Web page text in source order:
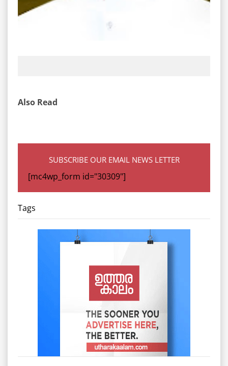
Also Read
SUBSCRIBE OUR EMAIL NEWS LETTER
[mc4wp_form id="30309"]
Tags